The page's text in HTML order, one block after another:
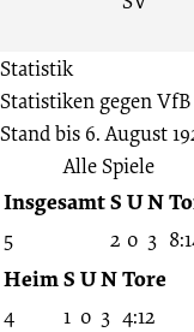
VfB
Komet
Bremen
0:4
Statistik
Statistiken gegen
Stand bis 6. August
Alle Spiele
InsgesamtS UN
5 2 0 3
HeimS UNTore
4 1 0 3 4:12